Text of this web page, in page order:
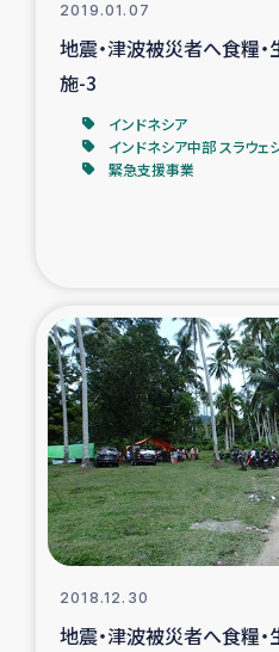
2019.01.07
地震・津波被災者へ食糧
施-3
インドネシア
インドネシア中部 スラウ
緊急支援事業
2018.12.30
地震・津波被災者へ食糧